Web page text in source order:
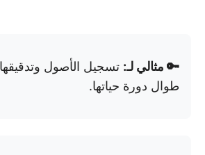
🔑 مثالي لـ: تسجيل الأصول
طوال دورة حياتها.